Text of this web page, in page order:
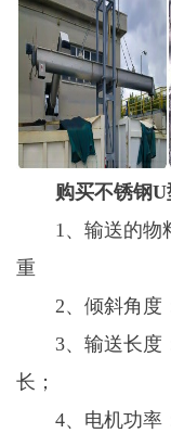
购买不锈钢
1、输送的物料
重
2、倾斜角度
3、输送长度：
长；
4、电机功率：